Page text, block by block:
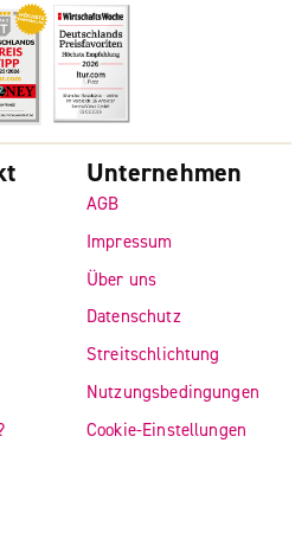
Unternehmen
AGB
Impressum
Über uns
Datenschutz
Streitschlichtung
Nutzungsbedingungen
Cookie-Einstellungen